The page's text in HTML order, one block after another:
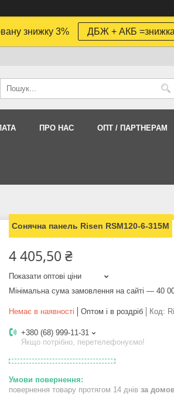
знижку 3% ДБЖ + АКБ
ПРО НАС ОПТ / ПАРТНЕРАМ
Сонячна панель Risen RSM120-6-315M
4 405,50 ₴
Показати оптові ціни
Мінімальна сума замовлення на сайті — 40
Немає в наявності Оптом і в роздріб Код:
+380 (68) 999-11-31
Якщо потрібно, перетелефонуємо!
повернення товару протягом 14 днів за